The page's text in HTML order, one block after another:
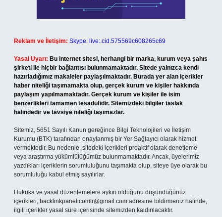
Reklam ve İletişim: Skype: live:.cid.575569c608265c69
Yasal Uyarı: Bu internet sitesi, herhangi bir marka, kurum veya şahıs
şirketi ile hiçbir bağlantısı bulunmamaktadır. Sitede yalnızca kendi
hazırladığımız makaleler paylaşılmaktadır. Burada yer alan içerikler
haber niteliği taşımamakta olup, gerçek kurum ve kişiler hakkında
paylaşım yapılmamaktadır. Gerçek kurum ve kişiler ile isim
benzerlikleri tamamen tesadüfidir. Sitemizdeki bilgiler taslak
halindedir ve tavsiye niteliği taşımazlar.
Sitemiz, 5651 Sayılı Kanun gereğince Bilgi Teknolojileri ve İletişim
Kurumu (BTK) tarafından onaylanmış bir Yer Sağlayıcı olarak hizmet
vermektedir. Bu nedenle, sitedeki içerikleri proaktif olarak denetleme
veya araştırma yükümlülüğümüz bulunmamaktadır. Ancak, üyelerimiz
yazdıkları içeriklerin sorumluluğunu taşımakta olup, siteye üye olarak bu
sorumluluğu kabul etmiş sayılırlar.
Hukuka ve yasal düzenlemelere aykırı olduğunu düşündüğünüz
içerikleri, backlinkpanelicomtr@gmail.com adresine bildirmeniz halinde,
ilgili içerikler yasal süre içerisinde sitemizden kaldırılacaktır.